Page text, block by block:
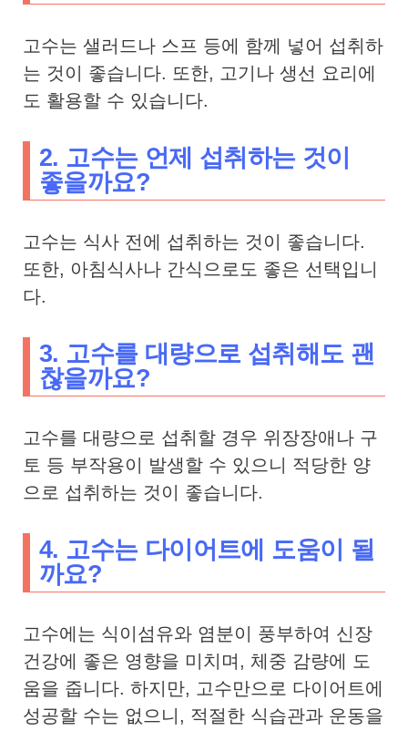
고수는 샐러드나 스프 등에 함께 넣어 섭취하
는 것이 좋습니다. 또한, 고기나 생선 요리에
도 활용할 수 있습니다.
2. 고수는 언제 섭취하는 것이
좋을까요?
고수는 식사 전에 섭취하는 것이 좋습니다.
또한, 아침식사나 간식으로도 좋은 선택입니
다.
3. 고수를 대량으로 섭취해도 괜
찮을까요?
고수를 대량으로 섭취할 경우 위장장애나 구
토 등 부작용이 발생할 수 있으니 적당한 양
으로 섭취하는 것이 좋습니다.
4. 고수는 다이어트에 도움이 될
까요?
고수에는 식이섬유와 염분이 풍부하여 신장
건강에 좋은 영향을 미치며, 체중 감량에 도
움을 줍니다. 하지만, 고수만으로 다이어트에
성공할 수는 없으니, 적절한 식습관과 운동을